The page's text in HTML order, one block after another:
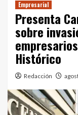
Empresarial
Presenta
sobre
Histórico
Redacción